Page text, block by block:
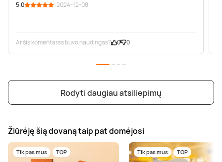
5.0 · 2024-12-08
Ar šis komentaras buvo naudingas? 0 0
Rodyti daugiau atsiliepimų
Žiūrėję šią dovaną taip pat domėjosi
Tik pas mus TOP Tik pas mus TOP